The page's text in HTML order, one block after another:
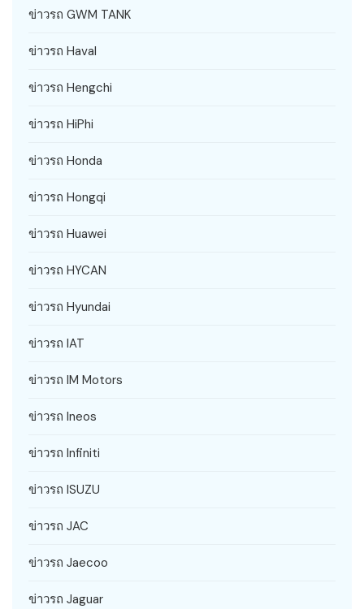
ข่าวรถ GWM TANK
ข่าวรถ Haval
ข่าวรถ Hengchi
ข่าวรถ HiPhi
ข่าวรถ Honda
ข่าวรถ Hongqi
ข่าวรถ Huawei
ข่าวรถ HYCAN
ข่าวรถ Hyundai
ข่าวรถ IAT
ข่าวรถ IM Motors
ข่าวรถ Ineos
ข่าวรถ Infiniti
ข่าวรถ ISUZU
ข่าวรถ JAC
ข่าวรถ Jaecoo
ข่าวรถ Jaguar